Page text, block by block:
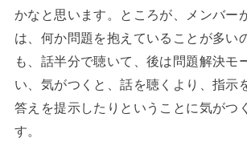
かなと思います。ところが、メンバー
は、何か問題を抱えていることが多い
も、話半分で聴いて、後は問題解決モ
い、気がつくと、話を聴くより、指示
答えを提示したりということに気がつ
す。